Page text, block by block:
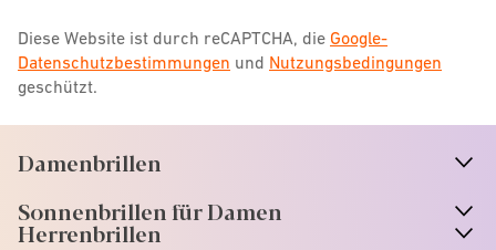
Diese Website ist durch reCAPTCHA, die Google-
Datenschutzbestimmungen und Nutzungsbedingungen
geschützt.
Damenbrillen
Sonnenbrillen für Damen
Herrenbrillen